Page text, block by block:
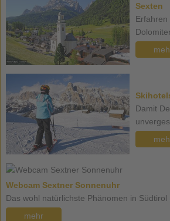
Sexten
Damit
Webcam Sextner Sonnenuhr
Das wohl natürlichste Phänomen in Südtirol
mehr